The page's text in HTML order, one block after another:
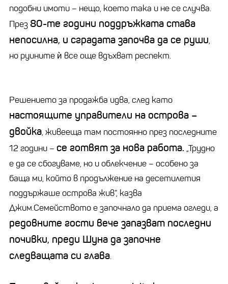
подобни имоти – нещо, което така и не се случва.
През 80-те години поддръжката става
непосилна, и сградата започва да се руши,
но руините ѝ все още вдъхват респект.
Решението за продажба идва, след като
настоящите управители на острова –
двойка, живееща там постоянно през последните
12 години – се готвят за нова работа. „Трудно
е да се сбогуваме, но и облекчение – особено за
баща ми, който в продължение на десетилетия
поддържаше острова жив“, казва
Джим.Семейството е започнало да приема огледи, а
редовните гости вече запазват последни
почивки, преди Шуна да започне
следващата си глава.